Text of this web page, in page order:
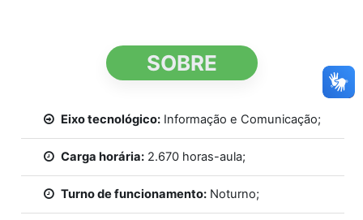
SOBRE
Eixo tecnológico: Informação e Comunicação;
Carga horária: 2.670 horas-aula;
Turno de funcionamento: Noturno;